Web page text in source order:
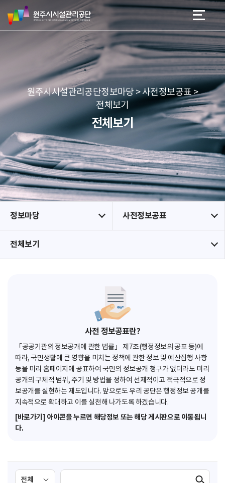
네
본문 바로가기
메뉴 바로가기
원
주
시
리
공
단
원주시시설관리공단정보마당 > 사전정보공표 >
전체보기
전체보기
정보마당 사전정보공표
전체보기
사전 정보공표란?
「공공기관의 정보공개에 관한 법률」 제7조(행정정보의 공표 등)에
따라, 국민생활에 큰 영향을 미치는 정책에 관한 정보 및 예산집행 사항
등을 미리 홈페이지에 공표하여 국민의 정보공개 청구가 없더라도 미리
공개의 구체적 범위, 주기 및 방법을 정하여 선제적이고 적극적으로 정
보공개를 실현하는 제도입니다. 앞으로도 우리 공단은 행정정보 공개를
지속적으로 확대하고 이를 실천해 나가도록 하겠습니다.
[바로가기] 아이콘을 누르면 해당정보 또는 해당 게시판으로 이동됩니
다.
검